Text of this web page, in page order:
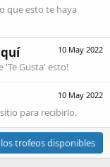
que esto te haya
10 May 2022
'Te Gusta' esto!
10 May 2022
para recibirlo.
trofeos disponibles